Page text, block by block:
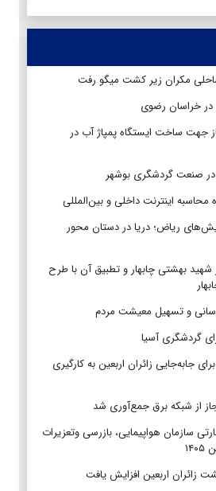
در خراسان رضوی
جهت ساخت ایستگاه پمپاژ آب در
در صنعت گردشگری بوشهر
اینترنت داخلی و بین‌المللی
ریاض؛ دریا در دستان محور
بهشتی چابهار و تطبیق آن با طرح
و تسهیل معیشت مردم
برای جابه‌جایی زائران اربعین به‌ کارگیری
سازمان هواپیمایی، بازرسی وتعزیرات
زائران اربعین افزایش یافت